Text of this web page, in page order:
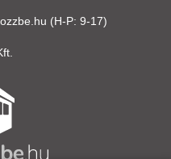
(H-P: 9-17)